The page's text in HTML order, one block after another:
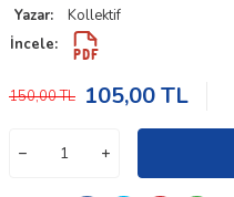
Yazar:
Kollektif
İncele:
150,00TL 105,00TL